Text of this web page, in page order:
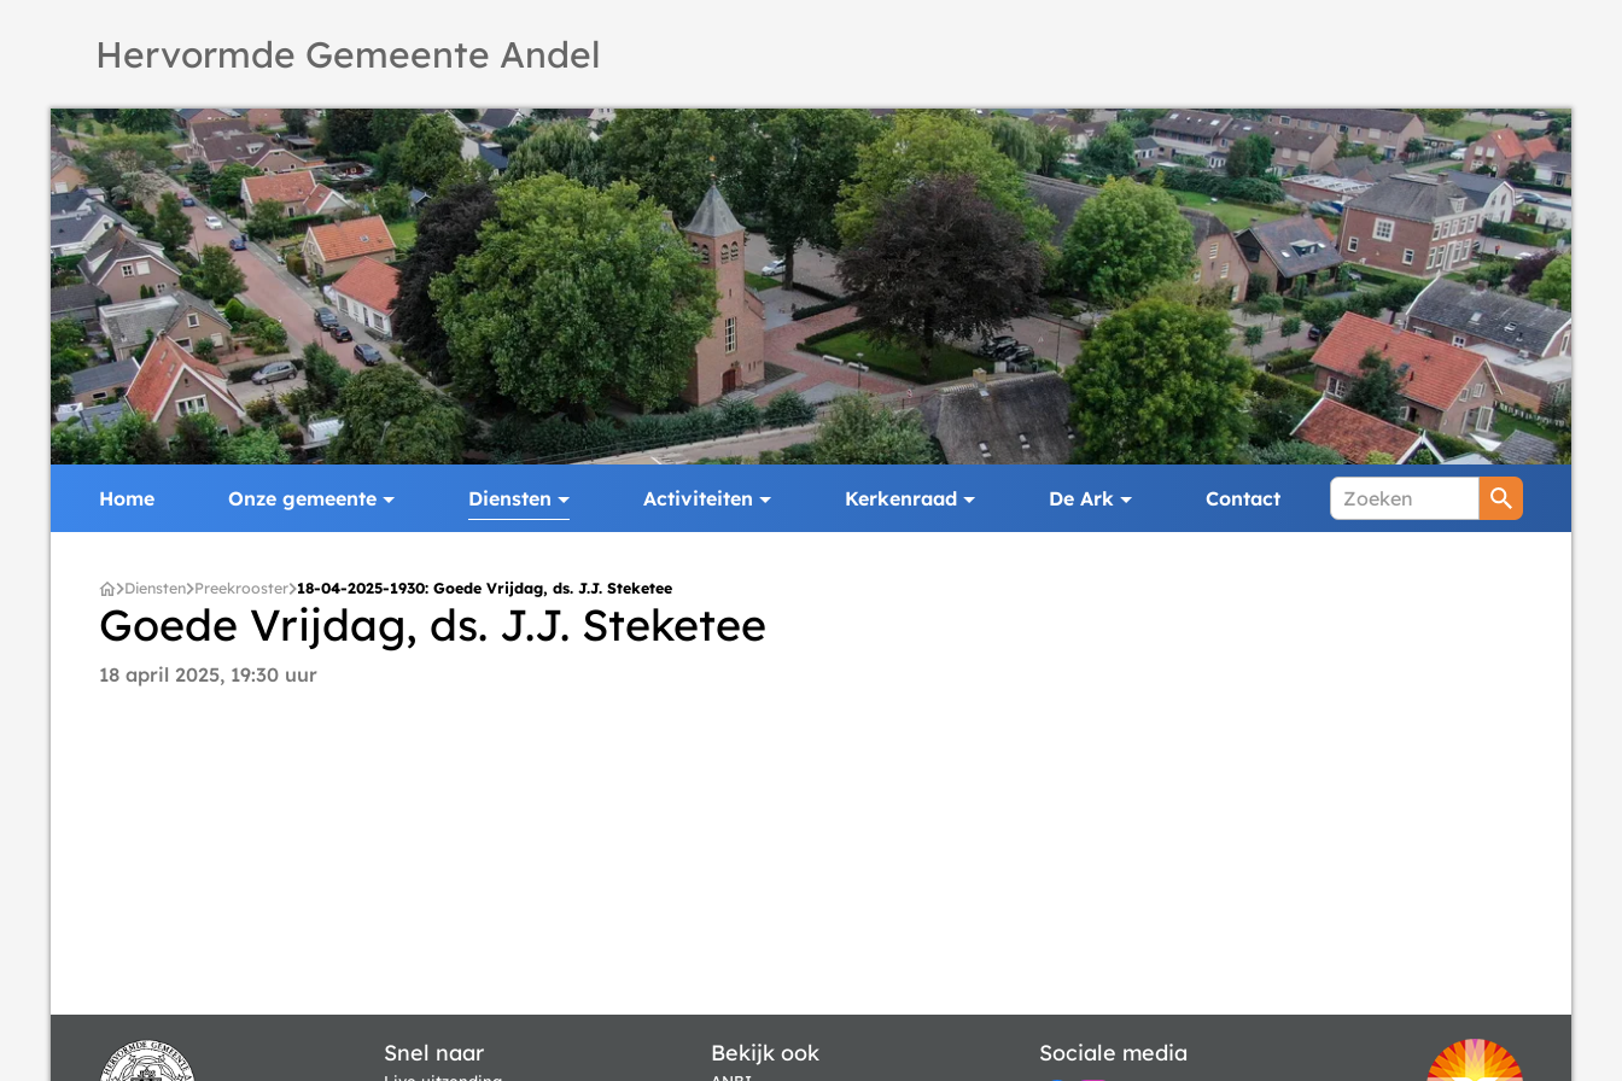
Hervormde Gemeente Andel
Home Onze gemeente Diensten Activiteiten Kerkenraad De Ark Contact
Diensten Preekrooster 18-04-2025-1930: Goede Vrijdag, ds. J.J. Steketee
Goede Vrijdag, ds. J.J. Steketee
18 april 2025, 19:30 uur
Snel naar Bekijk ook Sociale media